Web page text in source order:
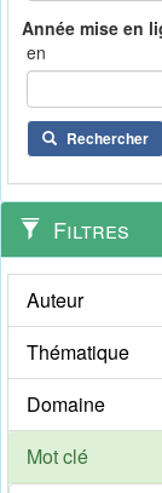
en
Rechercher
Filtres
Auteur
Thématique
Domaine
Mot clé